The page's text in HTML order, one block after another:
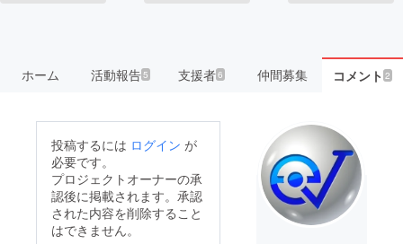
ホーム 活動報告5 支援者6 仲間募集 コメント2
投稿するには ログイン が
必要です。
プロジェクトオーナーの承
認後に掲載されます。承認
された内容を削除すること
はできません。